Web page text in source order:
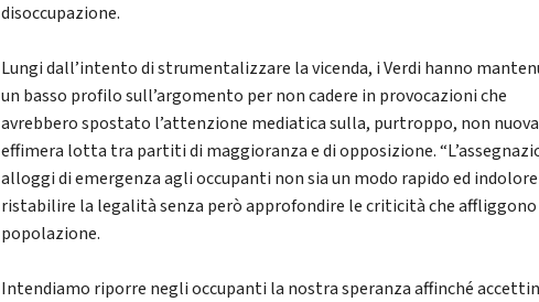
disoccupazione.
Lungi dall’intento di strumentalizzare la vicenda, i Verdi hanno
un basso profilo sull’argomento per non cadere in provocazioni che
avrebbero spostato l’attenzione mediatica sulla, purtroppo, non
effimera lotta tra partiti di maggioranza e di opposizione.
alloggi di emergenza agli occupanti non sia un modo rapido ed
ristabilire la legalità senza però approfondire le criticità che
popolazione.
Intendiamo riporre negli occupanti la nostra speranza affinché